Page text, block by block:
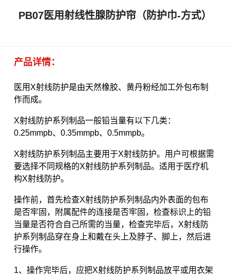
PB07医用射线性腺防护帘（防护巾-方式）
产品详情：
医用X射线防护是由天然橡胶、黄丹粉经加工外包布制
作而成。
X射线防护系列制品一般铅当量有以下几类：
0.25mmpb、0.35mmpb、0.5mmpb。
X射线防护系列制品主要用于X射线防护。用户可根据需
要选择不同规格的X射线防护系列制品。适用于医疗机
构X射线防护。
操作前，首先检查X射线防护系列制品内外表面的包布
是否牢固，附属配件的连接是否牢固，检查标识上的铅
当量是否符合自己所需的当量，检查完毕后，X射线防
护系列制品穿在身上和戴在头上及脖子、脚上，然后进
行操作。
1、操作完毕后，应把X射线防护系列制品放平或用衣架